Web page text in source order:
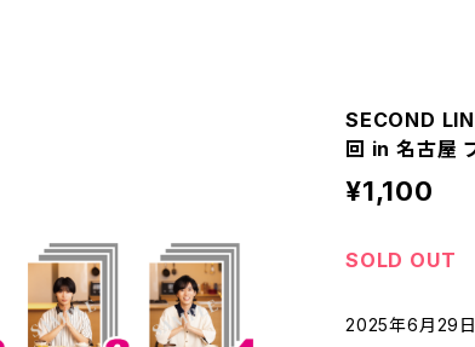
SECOND
回 in 名古屋
¥1,100
SOLD OUT
2025年6月29日